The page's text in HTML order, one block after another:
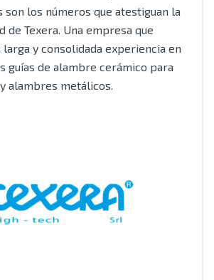
son los números que atestiguan la
de Texera. Una empresa que
larga y consolidada experiencia en
guías de alambre cerámico para
alambres metálicos.